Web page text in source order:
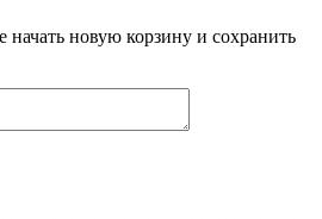
начать новую корзину и сохранить